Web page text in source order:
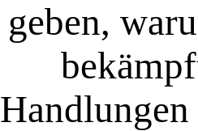
geben,